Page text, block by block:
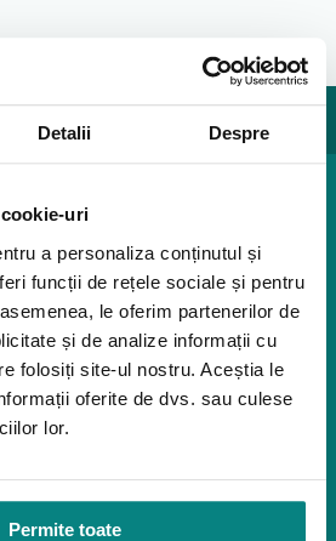
Detalii Despre
uri
a personaliza conținutul și
funcții de rețele sociale și pentru
le oferim partenerilor de
și de analize informații cu
folosiți site-ul nostru. Aceștia le
oferite de dvs. sau culese
lor.
Permite toate
rotile
scărilor
cu rotile